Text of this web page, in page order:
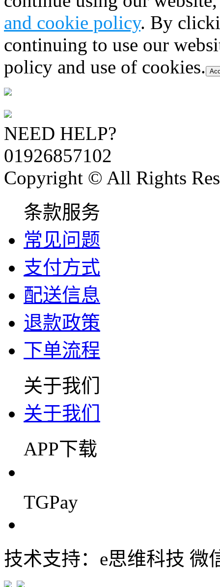
and cookie policy. By
continuing to use our
policy and use of cookies.
NEED HELP?
01926857102
Copyright © All Rights
条款服务
常见问题
支付方式
配送信息
退款政策
下单流程
关于我们
关于我们
APP下载
TGPay
技术支持：e思维科技 微